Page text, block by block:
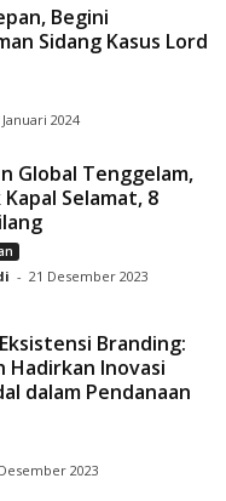
Begini
Sidang Kasus Lord
Januari 2024
Global Tenggelam,
Kapal Selamat, 8
- 21 Desember 2023
Branding:
Hadirkan Inovasi
dalam Pendanaan
2023